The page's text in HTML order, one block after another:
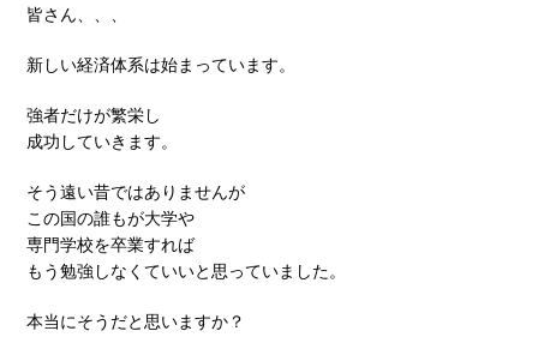
皆さん、、、
新しい経済体系は始まっています。
強者だけが繁栄し
成功していきます。
そう遠い昔ではありませんが
この国の誰もが大学や
専門学校を卒業すれば
もう勉強しなくていいと思っていました。
本当にそうだと思いますか？